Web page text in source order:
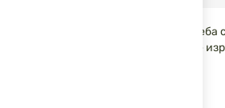
сгъваем нож за всекидневна
да става с една ръка. Ръкохватката е